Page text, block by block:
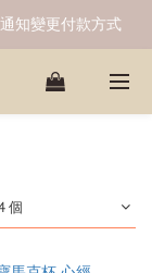
知變更付款方式
個